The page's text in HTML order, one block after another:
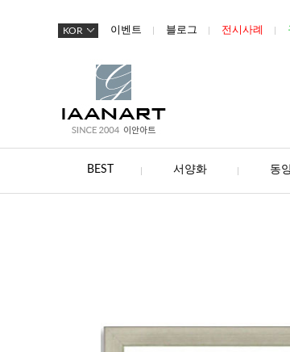
KOR 이벤트 블로그 전시사례
BEST 서양화 동